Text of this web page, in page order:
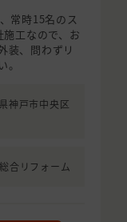
常時15名のス
工なので、お
装、問わずリ
神戸市中央区
合リフォーム